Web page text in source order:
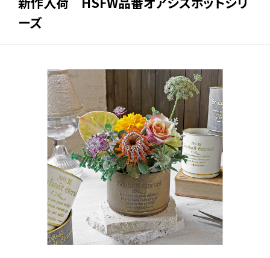
お知らせ
会社概要
デジタルカタログ
販促用POP
Stock status
在庫/商品情報
Instagram
ーズ